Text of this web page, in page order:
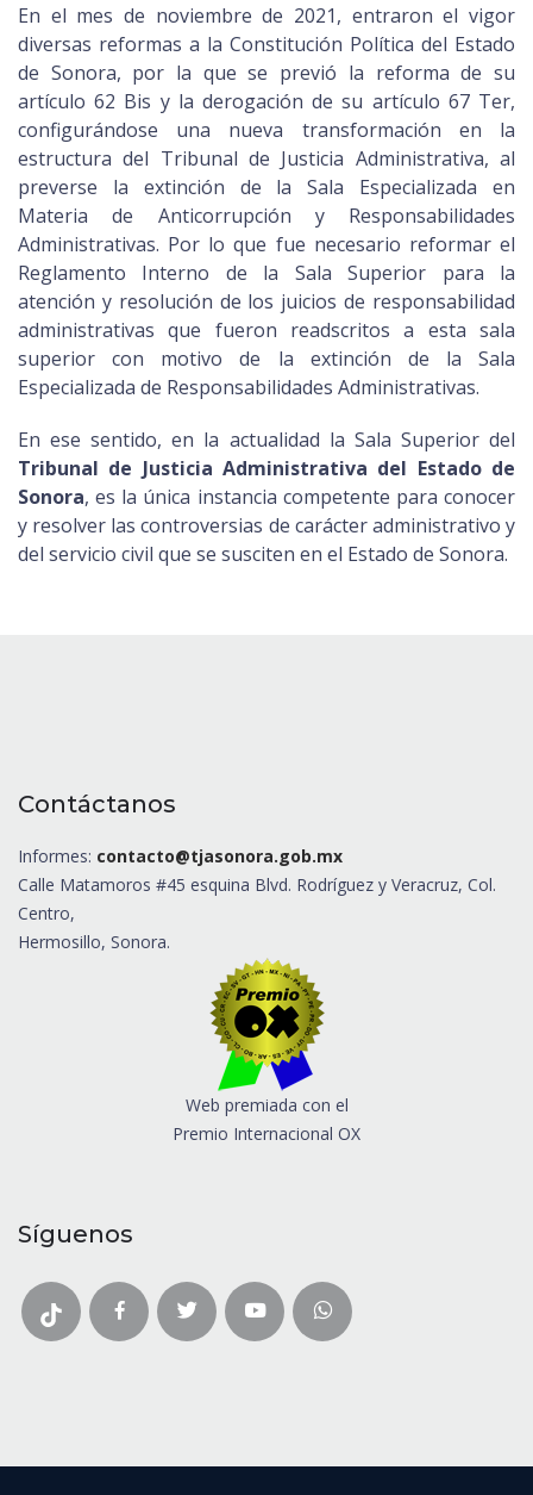
En el mes de noviembre de 2021, entraron el vigor
diversas reformas a la Constitución Política del Estado
de Sonora, por la que se previó la reforma de su
artículo 62 Bis y la derogación de su artículo 67 Ter,
configurándose una nueva transformación en la
estructura del Tribunal de Justicia Administrativa, al
preverse la extinción de la Sala Especializada en
Materia de Anticorrupción y Responsabilidades
Administrativas. Por lo que fue necesario reformar el
Reglamento Interno de la Sala Superior para la
atención y resolución de los juicios de responsabilidad
administrativas que fueron readscritos a esta sala
superior con motivo de la extinción de la Sala
Especializada de Responsabilidades Administrativas.
En ese sentido, en la actualidad la Sala Superior del
Tribunal de Justicia Administrativa del Estado de
Sonora, es la única instancia competente para conocer
y resolver las controversias de carácter administrativo y
del servicio civil que se susciten en el Estado de Sonora.
Contáctanos
Informes: contacto@tjasonora.gob.mx
Calle Matamoros #45 esquina Blvd. Rodríguez y Veracruz, Col.
Centro,
Hermosillo, Sonora.
Web premiada con el
Premio Internacional OX
Síguenos